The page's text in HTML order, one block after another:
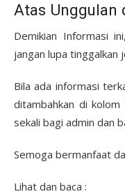
Atas Unggulan
Demikian Informasi
jangan lupa tinggalkan
Bila ada informasi
ditambahkan di
sekali bagi admin dan
Semoga bermanfaat
Lihat dan baca :